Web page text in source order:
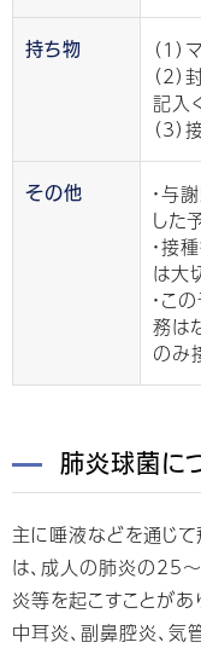
持ち物
（1
（2
記入
（3
その他
・与
した
・接
は大
・こ
務は
のみ
肺炎球菌に
主に唾液などを通じ
は、成人の肺炎の25
炎等を起こすことがあ
中耳炎、副鼻腔炎、気